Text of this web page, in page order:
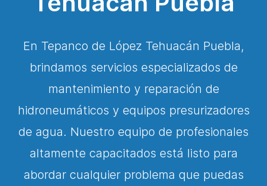
En Tepanco de López Tehuacán Puebla,
brindamos servicios especializados de
mantenimiento y reparación de
hidroneumáticos y equipos presurizadores
de agua. Nuestro equipo de profesionales
altamente capacitados está listo para
abordar cualquier problema que puedas